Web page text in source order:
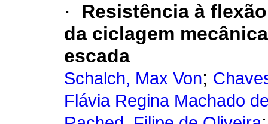
·
Resistência à
da ciclagem
escada
Schalch, Max Von;
Flávia Regina Machado